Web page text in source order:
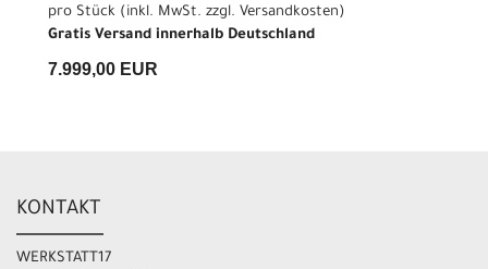
pro Stück (inkl. MwSt. zzgl. Versandkosten)
Gratis Versand innerhalb Deutschland
7.999,00 EUR
KONTAKT
WERKSTATT17